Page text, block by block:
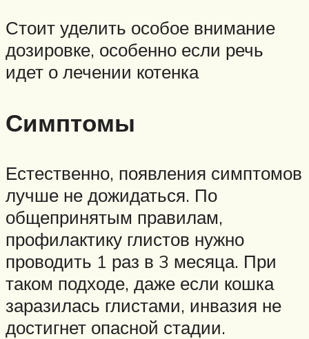
Стоит уделить особое внимание
дозировке, особенно если речь
идет о лечении котенка
Симптомы
Естественно, появления симптомов
лучше не дожидаться. По
общепринятым правилам,
профилактику глистов нужно
проводить 1 раз в 3 месяца. При
таком подходе, даже если кошка
заразилась глистами, инвазия не
достигнет опасной стадии.